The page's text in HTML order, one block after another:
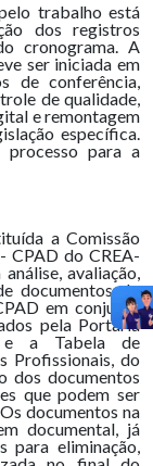
trabalho está
dos registros
cronograma. A
ser iniciada em
de conferência,
de qualidade,
e remontagem
específica.
processo para a
a Comissão
CPAD do CREA-
avaliação,
documentos do
em conjunto
pela Portaria
e a Tabela de
Profissionais, do
dos documentos
que podem ser
documentos na
documental, já
para eliminação,